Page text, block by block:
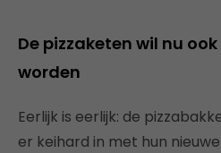
De pizzaketen wil nu
worden
Eerlijk is eerlijk: de
er keihard in met hun